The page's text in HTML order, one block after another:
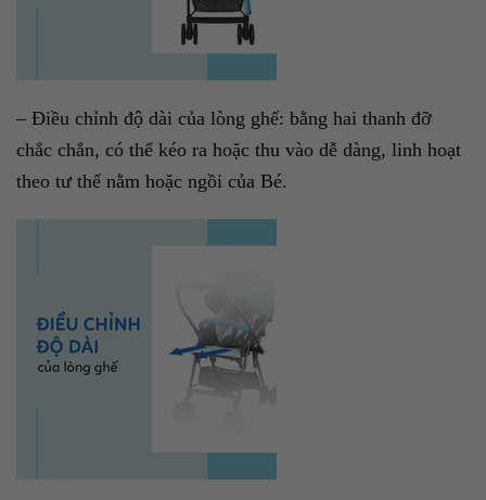
– Điều chỉnh độ dài của lòng ghế: bằng hai thanh đỡ
chắc chắn, có thể kéo ra hoặc thu vào dễ dàng, linh hoạt
theo tư thế nằm hoặc ngồi của Bé.